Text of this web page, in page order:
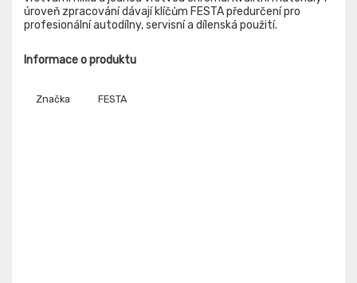
úroveň zpracování dávají klíčům FESTA předurčení pro
profesionální autodílny, servisní a dílenská použití.
Informace o produktu
Značka FESTA